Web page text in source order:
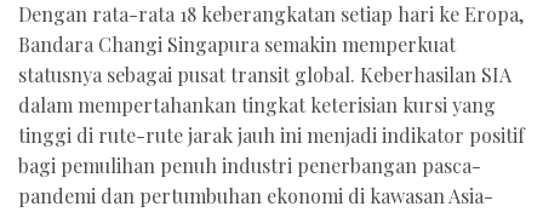
Dengan rata-rata 18 keberangkatan setiap hari ke Eropa,
Bandara Changi Singapura semakin memperkuat
statusnya sebagai pusat transit global. Keberhasilan SIA
dalam mempertahankan tingkat keterisian kursi yang
tinggi di rute-rute jarak jauh ini menjadi indikator positif
bagi pemulihan penuh industri penerbangan pasca-
pandemi dan pertumbuhan ekonomi di kawasan Asia-